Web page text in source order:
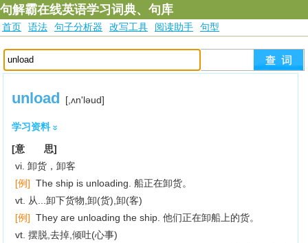
句解霸在线英语学习词典、句库
首页 语法 句子分析器 改写工具 阅读助手 句型
unload [,ʌn'lәud]
学习资料
[意 思]
vi. 卸货，卸客
[例] The ship is unloading. 船正在卸货。
vt. 从...卸下货物,卸(货),卸(客)
[例] They are unloading the ship. 他们正在卸船上的货。
vt. 摆脱,去掉,倾吐(心事)